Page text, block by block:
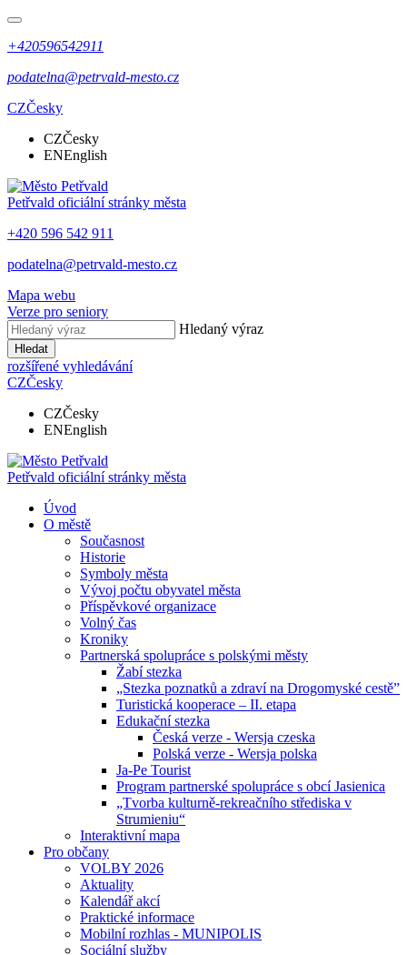
+420596542911
podatelna@petrvald-mesto.cz
CZČesky
CZČesky
ENEnglish
Petřvald oficiální stránky města
+420 596 542 911
podatelna@petrvald-mesto.cz
Mapa webu
Verze pro seniory
Hledaný výraz
Hledat
rozšířené vyhledávání
CZČesky
CZČesky
ENEnglish
Petřvald oficiální stránky města
Úvod
O městě
Současnost
Historie
Symboly města
Vývoj počtu obyvatel města
Příspěvkové organizace
Volný čas
Kroniky
Partnerská spolupráce s polskými městy
Žabí stezka
„Stezka poznatků a zdraví na Drogomyské cestě”
Turistická kooperace – II. etapa
Edukační stezka
Česká verze - Wersja czeska
Polská verze - Wersja polska
Ja-Pe Tourist
Program partnerské spolupráce s obcí Jasienica
„Tvorba kulturně-rekreačního střediska v
Strumieniu“
Interaktivní mapa
Pro občany
VOLBY 2026
Aktuality
Kalendář akcí
Praktické informace
Mobilní rozhlas - MUNIPOLIS
Sociální služby